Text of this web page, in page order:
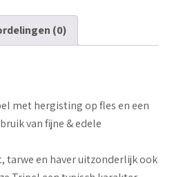
(0)
met hergisting op fles en een
van fijne & edele
tarwe en haver uitzonderlijk ook